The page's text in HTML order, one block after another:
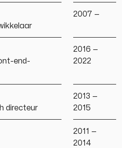
2007 —
end-
2016 —
2022
directeur
2013 —
2015
2011 —
2014